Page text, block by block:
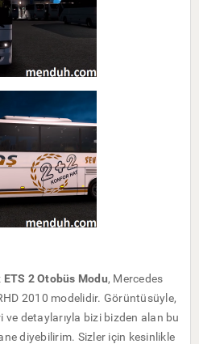
ETS 2 Otobüs Modu, Mercedes
2010 modelidir. Görüntüsüyle,
ve detaylarıyla bizi bizden alan bu
diyebilirim. Sizler için kesinlikle